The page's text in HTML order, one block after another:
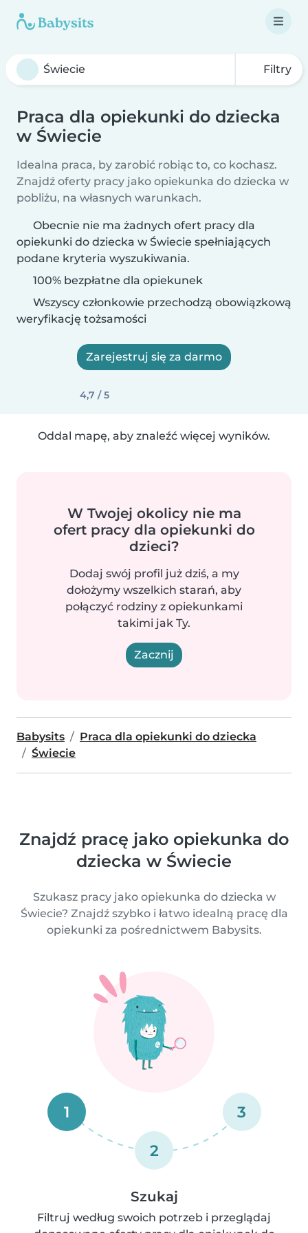
Filtry
Praca dla opiekunki do dziecka
w Świecie
Idealna praca, by zarobić robiąc to, co kochasz.
Znajdź oferty pracy jako opiekunka do dziecka w
pobliżu, na własnych warunkach.
Obecnie nie ma żadnych ofert pracy dla
opiekunki do dziecka w Świecie spełniających
podane kryteria wyszukiwania.
100% bezpłatne dla opiekunek
Wszyscy członkowie przechodzą obowiązkową
weryfikację tożsamości
Zarejestruj się za darmo
4,7 / 5
Oddal mapę, aby znaleźć więcej wyników.
W Twojej okolicy nie ma
ofert pracy dla opiekunki do
dzieci?
Dodaj swój profil już dziś, a my
dołożymy wszelkich starań, aby
połączyć rodziny z opiekunkami
takimi jak Ty.
Zacznij
Babysits
Praca dla opiekunki do dziecka
Świecie
Znajdź pracę jako opiekunka do
dziecka w Świecie
Szukasz pracy jako opiekunka do dziecka w
Świecie? Znajdź szybko i łatwo idealną pracę dla
opiekunki za pośrednictwem Babysits.
1
2
3
Szukaj
Filtruj według swoich potrzeb i przeglądaj